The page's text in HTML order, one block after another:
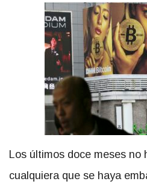
Los últimos doce meses no
cualquiera que se haya